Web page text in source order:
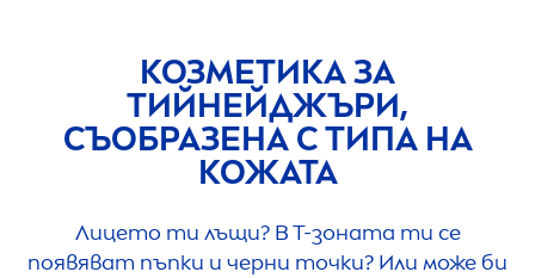
КОЗМЕТИКА ЗА
ТИЙНЕЙДЖЪРИ,
СЪОБРАЗЕНА С ТИПА НА
КОЖАТА
Лицето ти лъщи? В Т-зоната ти се
появяват пъпки и черни точки? Или може би